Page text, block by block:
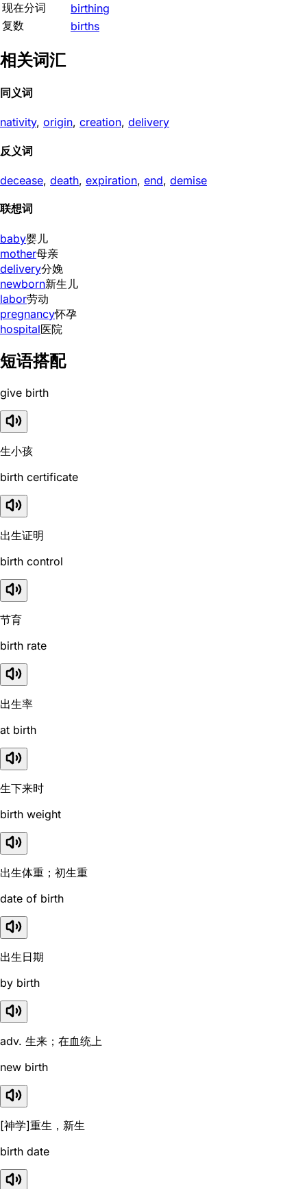
现在分词
birthing
复数
births
相关词汇
同义词
nativity, origin, creation, delivery
反义词
decease, death, expiration, end, demise
联想词
baby婴儿
mother母亲
delivery分娩
newborn新生儿
labor劳动
pregnancy怀孕
hospital医院
短语搭配
give birth
生小孩
birth certificate
出生证明
birth control
节育
birth rate
出生率
at birth
生下来时
birth weight
出生体重；初生重
date of birth
出生日期
by birth
adv. 生来；在血统上
new birth
[神学]重生，新生
birth date